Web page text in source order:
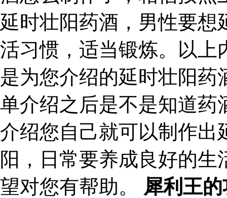
延时壮阳药酒，男性要想
活习惯，适当锻炼。以上
是为您介绍的延时壮阳
单介绍之后是不是知道药
介绍您自己就可以制作出
阳，日常要养成良好的
望对您有帮助。 犀利王